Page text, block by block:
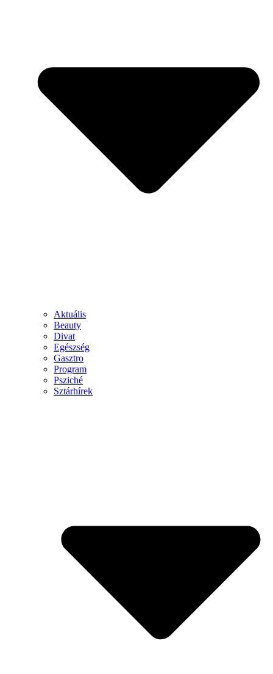
Aktuális
Beauty
Divat
Egészség
Gasztro
Program
Psziché
Sztárhírek